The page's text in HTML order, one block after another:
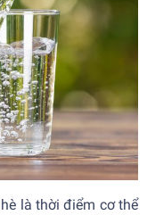
là thời điểm cơ thể